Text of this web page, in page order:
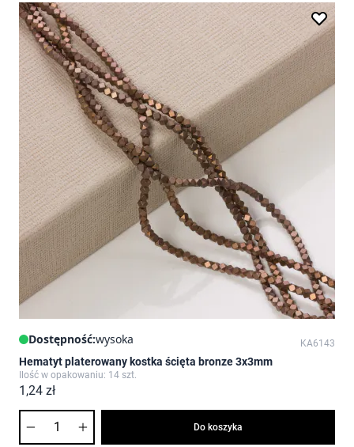
Dostępność:wysoka KA6143
Hematyt platerowany kostka ścięta bronze 3x3mm
Ilość w opakowaniu: 14 szt.
1,24 zł
Do koszyka